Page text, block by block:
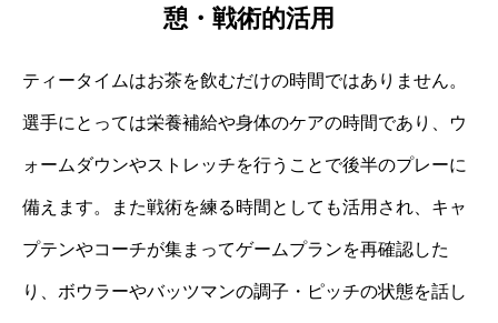
憩・戦術的活用
ティータイムはお茶を飲むだけの時間ではありません。
選手にとっては栄養補給や身体のケアの時間であり、ウ
ォームダウンやストレッチを行うことで後半のプレーに
備えます。また戦術を練る時間としても活用され、キャ
プテンやコーチが集まってゲームプランを再確認した
り、ボウラーやバッツマンの調子・ピッチの状態を話し